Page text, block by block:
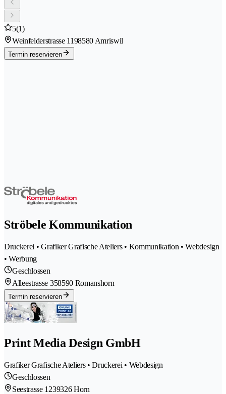
5(1)
Weinfelderstrasse 1198580 Amriswil
Termin reservieren
Ströbele Kommunikation
Druckerei • Grafiker Grafische Ateliers • Kommunikation • Webdesign
• Werbung
Geschlossen
Alleestrasse 358590 Romanshorn
Termin reservieren
Print Media Design GmbH
Grafiker Grafische Ateliers • Druckerei • Webdesign
Geschlossen
Seestrasse 1239326 Horn